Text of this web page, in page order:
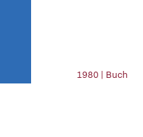
1980 | Buch